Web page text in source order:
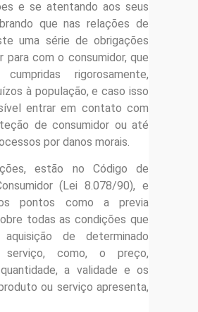
e se atentando aos seus
que nas relações de
uma série de obrigações
para com o consumidor, que
rigorosamente,
à população, e caso isso
entrar em contato com
de consumidor ou até
por danos morais.
estão no Código de
(Lei 8.078/90), e
pontos como a previa
todas as condições que
de determinado
como, o preço,
a validade e os
ou serviço apresenta,